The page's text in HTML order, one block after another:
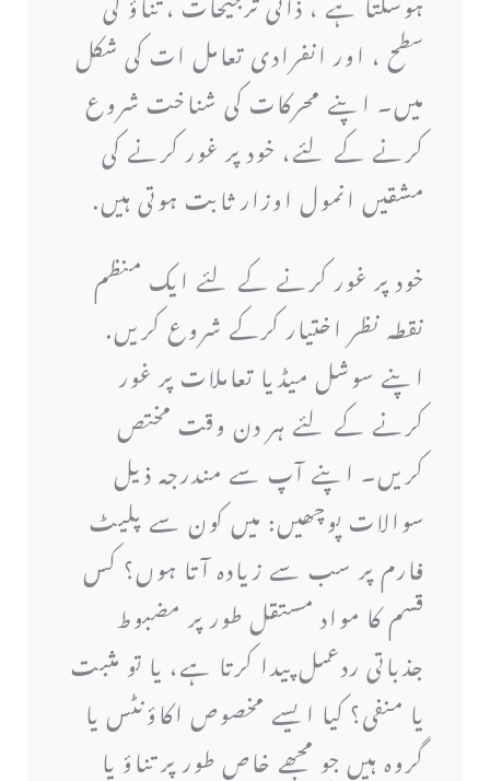
سطح ، اور انفرادی تعامل ات کی شکل
میں۔ اپنے محرکات کی شناخت شروع
کرنے کے لئے، خود پر غور کرنے کی
مشقیں انمول اوزار ثابت ہوتی ہیں.
خود پر غور کرنے کے لئے ایک منظم
نقطہ نظر اختیار کرکے شروع کریں.
اپنے سوشل میڈیا تعاملات پر غور
کرنے کے لئے ہر دن وقت مختص
کریں۔ اپنے آپ سے مندرجہ ذیل
سوالات پوچھیں: میں کون سے پلیٹ
فارم پر سب سے زیادہ آتا ہوں؟ کس
قسم کا مواد مستقل طور پر مضبوط
جذباتی ردعمل پیدا کرتا ہے، یا تو مثبت
یا منفی؟ کیا ایسے مخصوص اکاؤنٹس یا
گروہ ہیں جو مجھے خاص طور پر تناؤ یا